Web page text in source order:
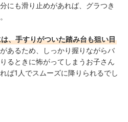
にも滑り止めがあれば、グラつき
、手すりがついた踏み台も狙い目
あるため、しっかり握りながらバ
るときに怖がってしまうお子さん
ば1人でスムーズに降りられるでし